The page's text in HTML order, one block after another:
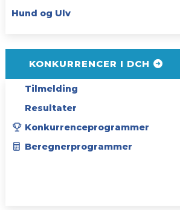
Hund og Ulv
KONKURRENCER I DCH
Tilmelding
Resultater
Konkurrenceprogrammer
Beregnerprogrammer